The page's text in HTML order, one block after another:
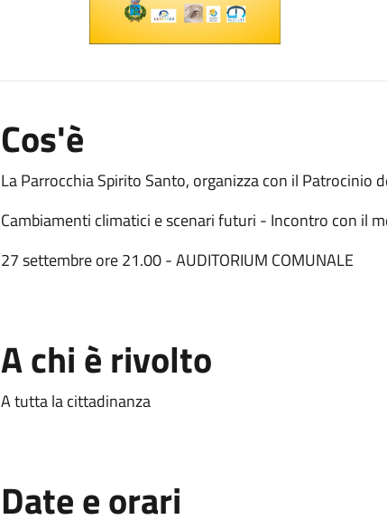
Cos'è
La Parrocchia Spirito Santo, organizza con il Patrocinio
Cambiamenti climatici e scenari futuri - Incontro con il
27 settembre ore 21.00 - AUDITORIUM COMUNALE
A chi è rivolto
A tutta la cittadinanza
Date e orari